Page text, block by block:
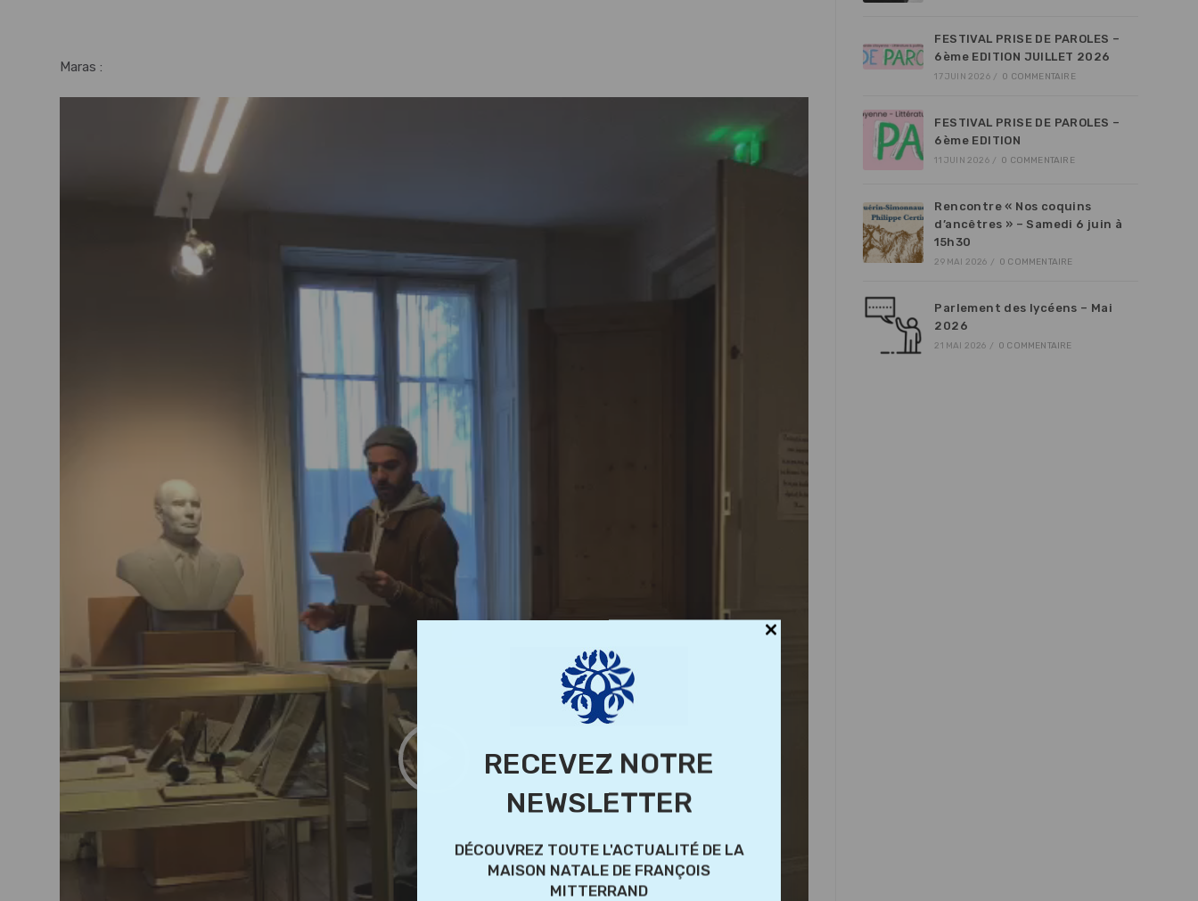
Maras :
FESTIVAL PRISE DE PAROLES –
6ème EDITION JUILLET 2026
17 JUIN 2026 / 0 COMMENTAIRE
FESTIVAL PRISE DE PAROLES –
6ème EDITION
11 JUIN 2026 / 0 COMMENTAIRE
Rencontre « Nos coquins
d’ancêtres » – Samedi 6 juin à
15h30
29 MAI 2026 / 0 COMMENTAIRE
Parlement des lycéens – Mai
2026
21 MAI 2026 / 0 COMMENTAIRE
RECEVEZ NOTRE
NEWSLETTER
DÉCOUVREZ TOUTE L'ACTUALITÉ DE LA
MAISON NATALE DE FRANÇOIS
MITTERRAND